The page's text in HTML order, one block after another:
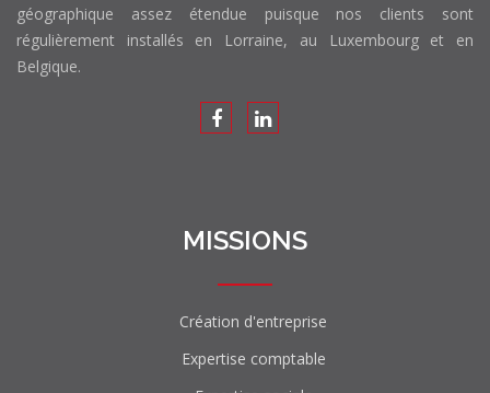
géographique assez étendue puisque nos clients sont
régulièrement installés en Lorraine, au Luxembourg et en
Belgique.
MISSIONS
Création d'entreprise
Expertise comptable